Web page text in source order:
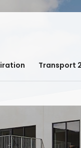
Transport